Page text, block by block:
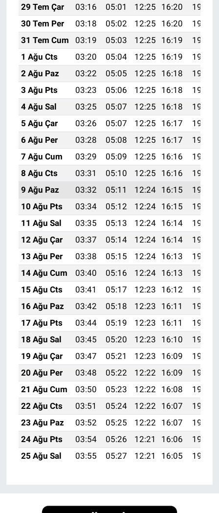
29 Tem Çar
03:16 05:01 12:25 16:20
19:40
30 Tem Per
03:18 05:02 12:25 16:20
19:39
31 Tem Cum
03:19 05:03 12:25 16:19
19:38
1 Ağu Cts
03:20 05:04 12:25 16:19
19:37
2 Ağu Paz
03:22 05:05 12:25 16:18
19:36
3 Ağu Pts
03:23 05:06 12:25 16:18
19:35
4 Ağu Sal
03:25 05:07 12:25 16:18
19:34
5 Ağu Çar
03:26 05:07 12:25 16:17
19:32
6 Ağu Per
03:28 05:08 12:25 16:17
19:31
7 Ağu Cum
03:29 05:09 12:25 16:16
19:30
8 Ağu Cts
03:31 05:10 12:25 16:16
19:29
9 Ağu Paz
03:32 05:11 12:24 16:15
19:28
10 Ağu Pts
03:34 05:12 12:24 16:15
19:26
11 Ağu Sal
03:35 05:13 12:24 16:14
19:25
12 Ağu Çar
03:37 05:14 12:24 16:14
19:24
13 Ağu Per
03:38 05:15 12:24 16:13
19:22
14 Ağu Cum
03:40 05:16 12:24 16:13
19:21
15 Ağu Cts
03:41 05:17 12:23 16:12
19:20
16 Ağu Paz
03:42 05:18 12:23 16:11
19:18
17 Ağu Pts
03:44 05:19 12:23 16:11
19:17
18 Ağu Sal
03:45 05:20 12:23 16:10
19:16
19 Ağu Çar
03:47 05:21 12:23 16:09
19:14
20 Ağu Per
03:48 05:22 12:22 16:09
19:13
21 Ağu Cum
03:50 05:23 12:22 16:08
19:11
22 Ağu Cts
03:51 05:24 12:22 16:07
19:10
23 Ağu Paz
03:52 05:25 12:22 16:07
19:08
24 Ağu Pts
03:54 05:26 12:21 16:06
19:07
25 Ağu Sal
03:55 05:27 12:21 16:05 19:05